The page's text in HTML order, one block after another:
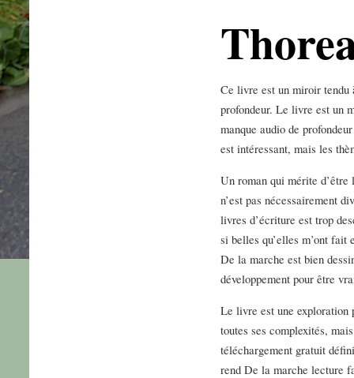
Ce livre est un miroir tendu
profondeur. Le livre est un
manque audio de
est intéressant, mais les
Un roman qui mérite
n’est pas nécessairement
livres d’écriture est trop
si belles qu’elles m’ont fait
De la marche est bien
développement pour être
Le livre est une exploration
toutes ses complexités,
téléchargement gratuit
rend De la marche lecture